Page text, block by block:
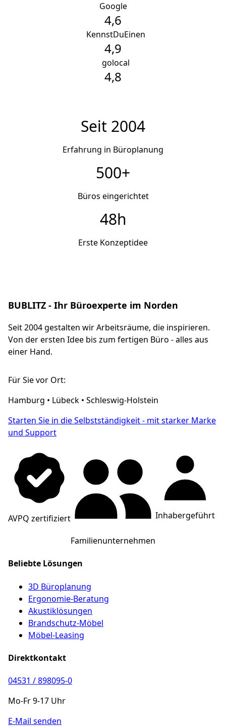
Google
4,6
KennstDuEinen
4,9
golocal
4,8
Seit 2004
Erfahrung in Büroplanung
500+
Büros eingerichtet
48h
Erste Konzeptidee
BUBLITZ - Ihr Büroexperte im Norden
Seit 2004 gestalten wir Arbeitsräume, die inspirieren.
Von der ersten Idee bis zum fertigen Büro - alles aus
einer Hand.
Für Sie vor Ort:
Hamburg • Lübeck • Schleswig-Holstein
Starten Sie in die Selbstständigkeit - mit starker Marke
und Support
AVPQ zertifiziert
Familienunternehmen
Inhabergeführt
Beliebte Lösungen
3D Büroplanung
Ergonomie-Beratung
Akustiklösungen
Brandschutz-Möbel
Möbel-Leasing
Direktkontakt
04531 / 898095-0
Mo-Fr 9-17 Uhr
E-Mail senden